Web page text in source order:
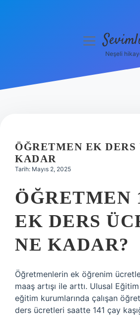
Hakkımızda
menüyü
Neşeli
ÖĞRETMEN EK DERS
KADAR
Tarih: Mayıs 2, 2025
ÖĞRETMEN
EK DERS
NE KADAR?
Öğretmenlerin ek öğrenim
maaş artışı ile arttı. Ulusal Eğitim
eğitim kurumlarında çalışan
ders ücretleri saatte 141 çay